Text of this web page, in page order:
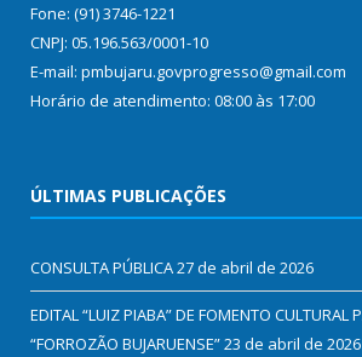
Fone: (91) 3746-1221
CNPJ: 05.196.563/0001-10
E-mail: pmbujaru.govprogresso@gmail.com
Horário de atendimento: 08:00 às 17:00
ÚLTIMAS PUBLICAÇÕES
CONSULTA PÚBLICA27 de abril de 2026
EDITAL “LUIZ PIABA” DE FOMENTO CULTURAL
“FORROZÃO BUJARUENSE”23 de abril de 2026